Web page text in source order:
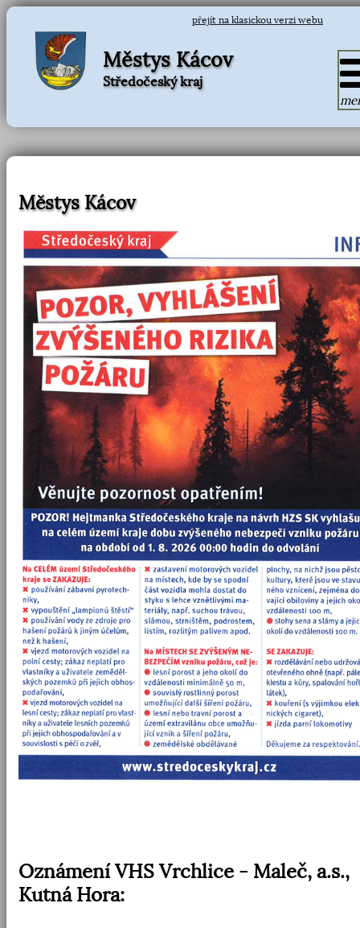
přejít na klasickou verzi webu
Městys Kácov
Středočeský kraj
Městys Kácov
Oznámení VHS Vrchlice - Maleč, a.s.,
Kutná Hora: